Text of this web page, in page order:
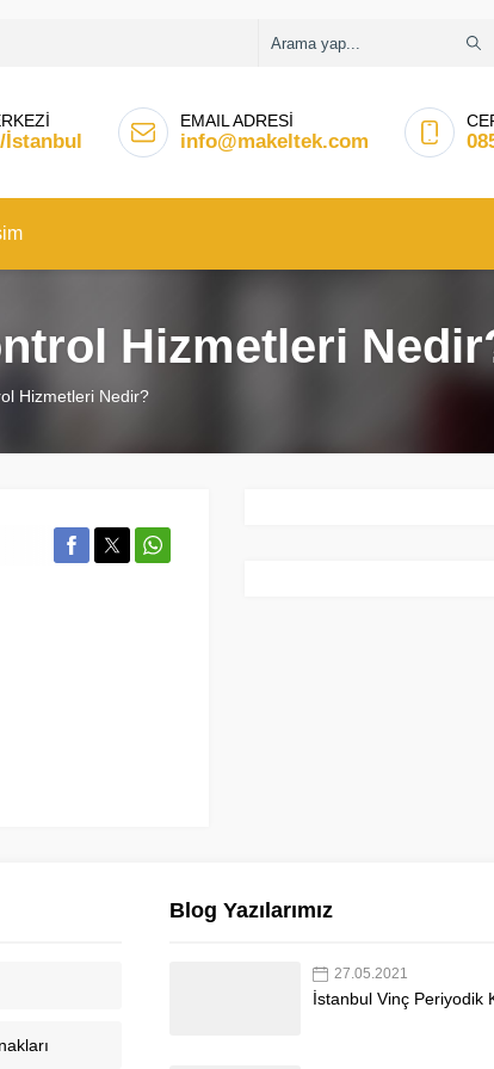
İstanbul
EMAIL ADRESİ
info@makeltek.com
Hizmetleri
Hizmetleri Nedir?
Blog Yazılarımız
27.05.2021
İstanbul Vinç Periyodik